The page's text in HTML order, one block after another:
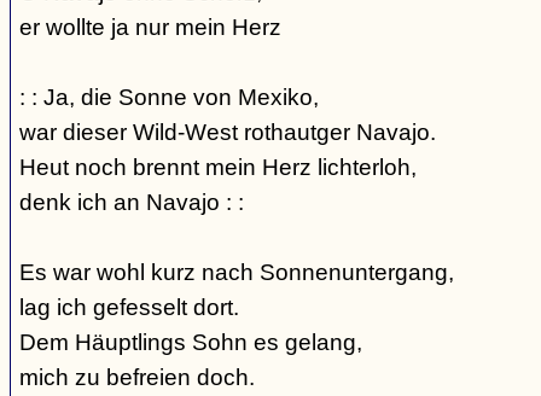
er wollte ja nur mein Herz
: : Ja, die Sonne von Mexiko,
war dieser Wild-West rothautger Navajo.
Heut noch brennt mein Herz lichterloh,
denk ich an Navajo : :
Es war wohl kurz nach Sonnenuntergang,
lag ich gefesselt dort.
Dem Häuptlings Sohn es gelang,
mich zu befreien doch.